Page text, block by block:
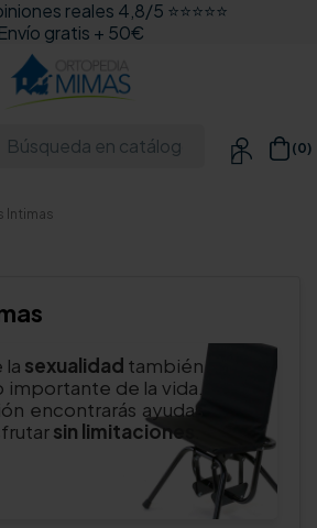
reales 4,8/5 ⭐⭐⭐⭐⭐
Envío gratis + 50€
 (0)
Intimas
la sexualidad también
importante de la vida.
encontrarás ayudas
sin limitaciones